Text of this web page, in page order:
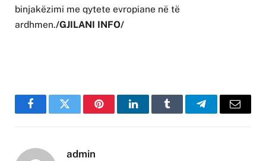
binjakëzimi me qytete evropiane në të
ardhmen./GJILANI INFO/
FacebookTwitter PinterestLinkedInTumblr TelegramEmail
admin